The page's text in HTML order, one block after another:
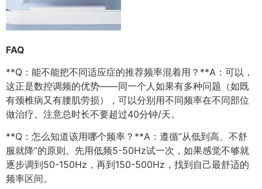
FAQ
**Q：能不能把不同适应症的推荐频率混着用？**A：可以，
这正是数控调频的优势——同一个人如果有多种问题（如既
有颈椎病又有腰肌劳损），可以分别用不同频率在不同部位
做治疗。注意总时长不要超过40分钟/天。
**Q：怎么知道该用哪个频率？**A：遵循”从低到高、不舒
服就降”的原则。先用低频5-50Hz试一次，如果感觉不够就
逐步调到50-150Hz，再到150-500Hz，找到自己最舒适的
频率区间。